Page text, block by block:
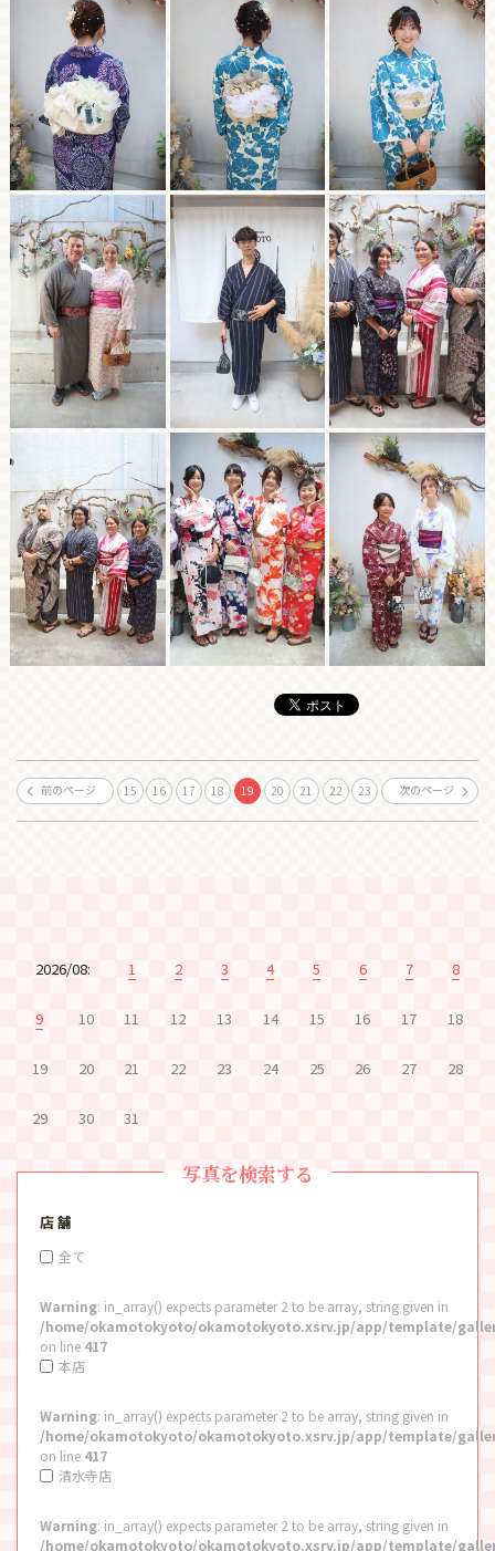
前のページ 15 16 17 18 19 20 21 22 23 次のページ
2026/08: 1 2 3 4 5 6 7 8
9 10 11 12 13 14 15 16 17 18
19 20 21 22 23 24 25 26 27 28
29 30 31
写真を検索する
店 舗
全て
Warning: in_array() expects parameter 2 to be array, string given in
/home/okamotokyoto/okamotokyoto.xsrv.jp/app/template/
on line 417
本店
Warning: in_array() expects parameter 2 to be array, string given in
/home/okamotokyoto/okamotokyoto.xsrv.jp/app/template/
on line 417
清水寺店
Warning: in_array() expects parameter 2 to be array, string given in
/home/okamotokyoto/okamotokyoto.xsrv.jp/app/template/